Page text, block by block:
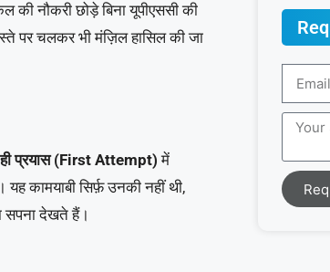
की नौकरी छोड़े बिना यूपीएससी की
पर चलकर भी मंज़िल हासिल की जा
प्रयास (First Attempt)में
कामयाबी सिर्फ़ उनकी नहीं थी,
सपना देखते हैं।